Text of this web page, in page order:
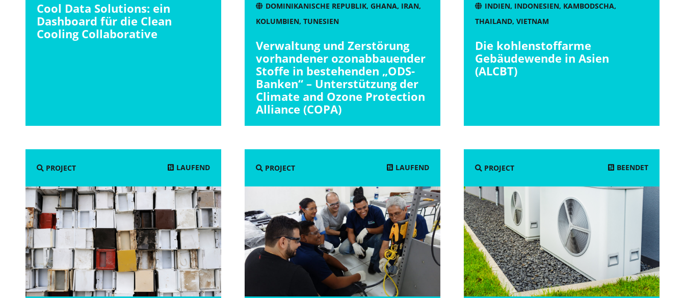
Cool Data Solutions: ein
Dashboard für die Clean
Cooling Collaborative
DOMINIKANISCHE REPUBLIK,GHANA, IRAN,
KOLUMBIEN, TUNESIEN
Verwaltung und Zerstörung
vorhandener ozonabbauender
Stoffe in bestehenden „ODS-
Banken“ – Unterstützung der
Climate and Ozone Protection
Alliance (COPA)
INDIEN, INDONESIEN, KAMBODSCHA,
THAILAND, VIETNAM
Die kohlenstoffarme
Gebäudewende in Asien
(ALCBT)
PROJECT LAUFEND PROJECT LAUFEND PROJECT BEENDET